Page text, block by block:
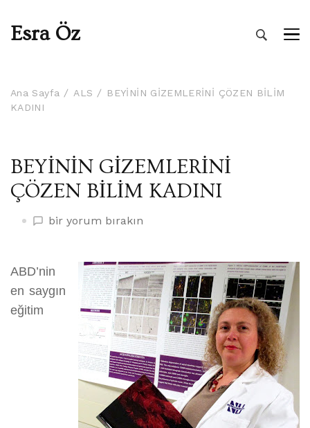
Esra Öz
Ana Sayfa ALS
BEYİNİN GİZEMLERİNİ ÇÖZEN BİLİM
KADINI
BEYİNİN GİZEMLERİNİ
ÇÖZEN BİLİM KADINI
BEYİNİN
BİLİM
KADINI
üzerine
bir yorum bırakın
ABD’nin
en saygın
eğitim